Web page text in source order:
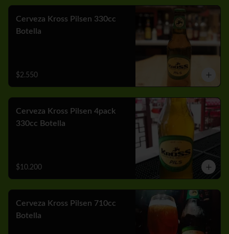
Cerveza Kross Pilsen 330cc
Botella
$2.550
Cerveza Kross Pilsen 4pack
330cc Botella
$10.200
Cerveza Kross Pilsen 710cc
Botella